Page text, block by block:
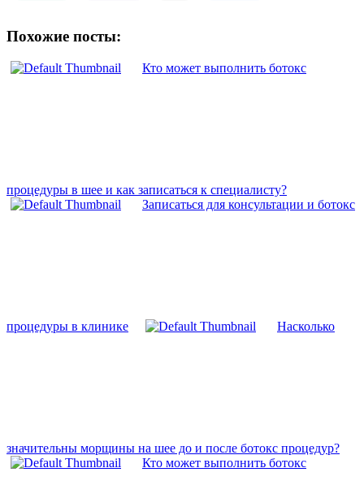
Похожие посты:
Кто может выполнить ботокс
процедуры в шее и как записаться к специалисту?
Записаться для консультации и ботокс
процедуры в клинике Насколько
значительны морщины на шее до и после ботокс процедур?
Кто может выполнить ботокс